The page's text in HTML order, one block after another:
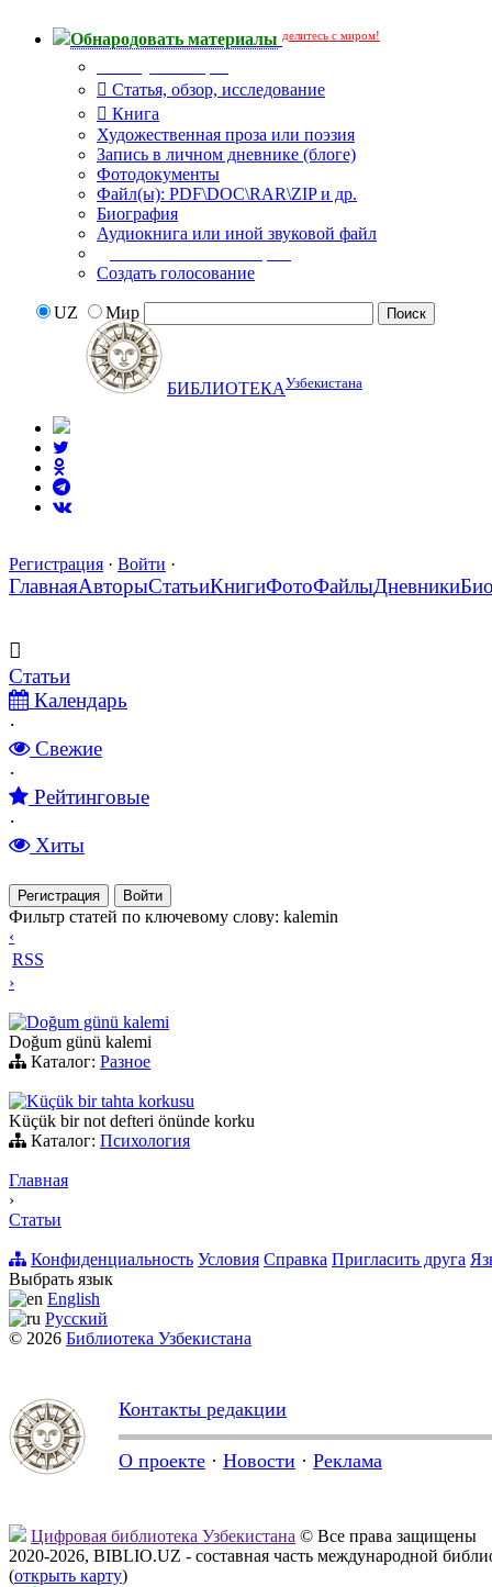
Обнародовать материалы делитесь с миром!
Статья, обзор, исследование
Книга
Художественная проза или поэзия
Запись в личном дневнике (блоге)
Фотодокументы
Файл(ы): PDF\DOC\RAR\ZIP и др.
Биография
Аудиокнига или иной звуковой файл
Создать голосование
UZ Мир
БИБЛИОТЕКАУзбекистана
Регистрация · Войти ·
ГлавнаяАвторыСтатьиКнигиФотоФайлыДневники
Статьи
Календарь
·
Свежие
·
Рейтинговые
·
Хиты
Регистрация Войти
Фильтр статей по ключевому слову: kalemin
‹
RSS
›
Doğum günü kalemi
Doğum günü kalemi
Каталог: Разное
Küçük bir tahta korkusu
Küçük bir not defteri önünde korku
Каталог: Психология
Главная
›
Статьи
Конфиденциальность Условия Справка Пригласить друга
Выбрать язык
English
Русский
© 2026 Библиотека Узбекистана
Контакты редакции
О проекте · Новости · Реклама
Цифровая библиотека Узбекистана © Все права защищены
2020-2026, BIBLIO.UZ - составная часть международной
(открыть карту)